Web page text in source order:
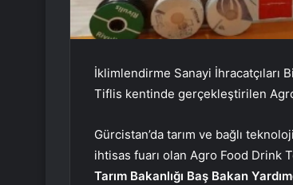
İklimlendirme Sanayi İhracatçıları
Tiflis kentinde gerçekleştirilen
Gürcistan’da tarım ve bağlı
ihtisas fuarı olan Agro Food Drink
Tarım Bakanlığı Baş Bakan